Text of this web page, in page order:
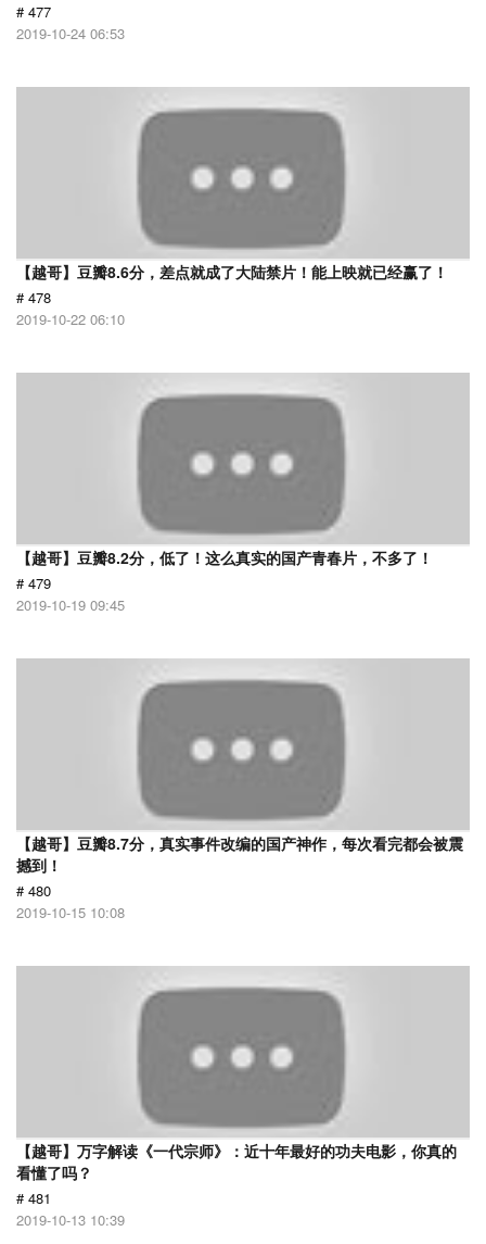
# 477
2019-10-24 06:53
【越哥】豆瓣8.6分，差点就成了大陆禁片！能上映就已经赢了！
# 478
2019-10-22 06:10
【越哥】豆瓣8.2分，低了！这么真实的国产青春片，不多了！
# 479
2019-10-19 09:45
【越哥】豆瓣8.7分，真实事件改编的国产神作，每次看完都会被震
撼到！
# 480
2019-10-15 10:08
【越哥】万字解读《一代宗师》：近十年最好的功夫电影，你真的
看懂了吗？
# 481
2019-10-13 10:39